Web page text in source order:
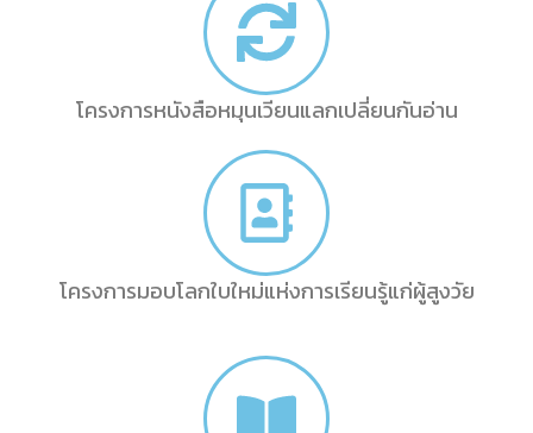
โครงการหนังสือหมุนเวียนแลกเปลี่ยนกันอ่าน
โครงการมอบโลกใบใหม่แห่งการเรียนรู้แก่ผู้สูงวัย